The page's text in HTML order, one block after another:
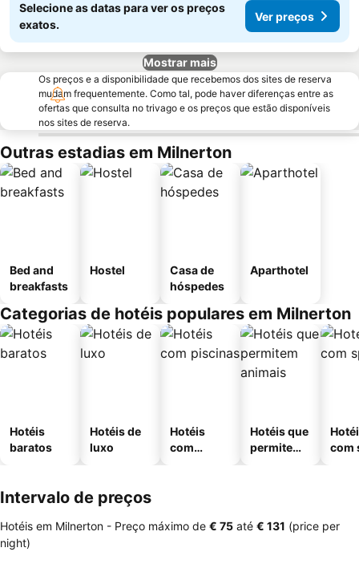
Selecione as datas para ver os preços
exatos.
Ver preços
Mostrar mais
Os preços e a disponibilidade que recebemos dos sites de reserva
mudam frequentemente. Como tal, pode haver diferenças entre as
ofertas que consulta no trivago e os preços que estão disponíveis
nos sites de reserva.
Outras estadias em Milnerton
Bed and
breakfasts
Hostel
Casa de
hóspedes
Aparthotel
Categorias de hotéis populares em Milnerton
Hotéis
baratos
Hotéis de
luxo
Hotéis
com
Hotéis que
permitem
com
Intervalo de preços
Hotéis em Milnerton - Preço máximo de ‎€ 75 até ‎€ 131 (price per
night)